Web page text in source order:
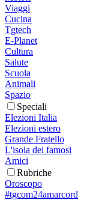
Viaggi
Cucina
Tgtech
E-Planet
Cultura
Salute
Scuola
Animali
Spazio
Speciali
Elezioni Italia
Elezioni estero
Grande Fratello
L'isola dei famosi
Amici
Rubriche
Oroscopo
#tgcom24amarcord